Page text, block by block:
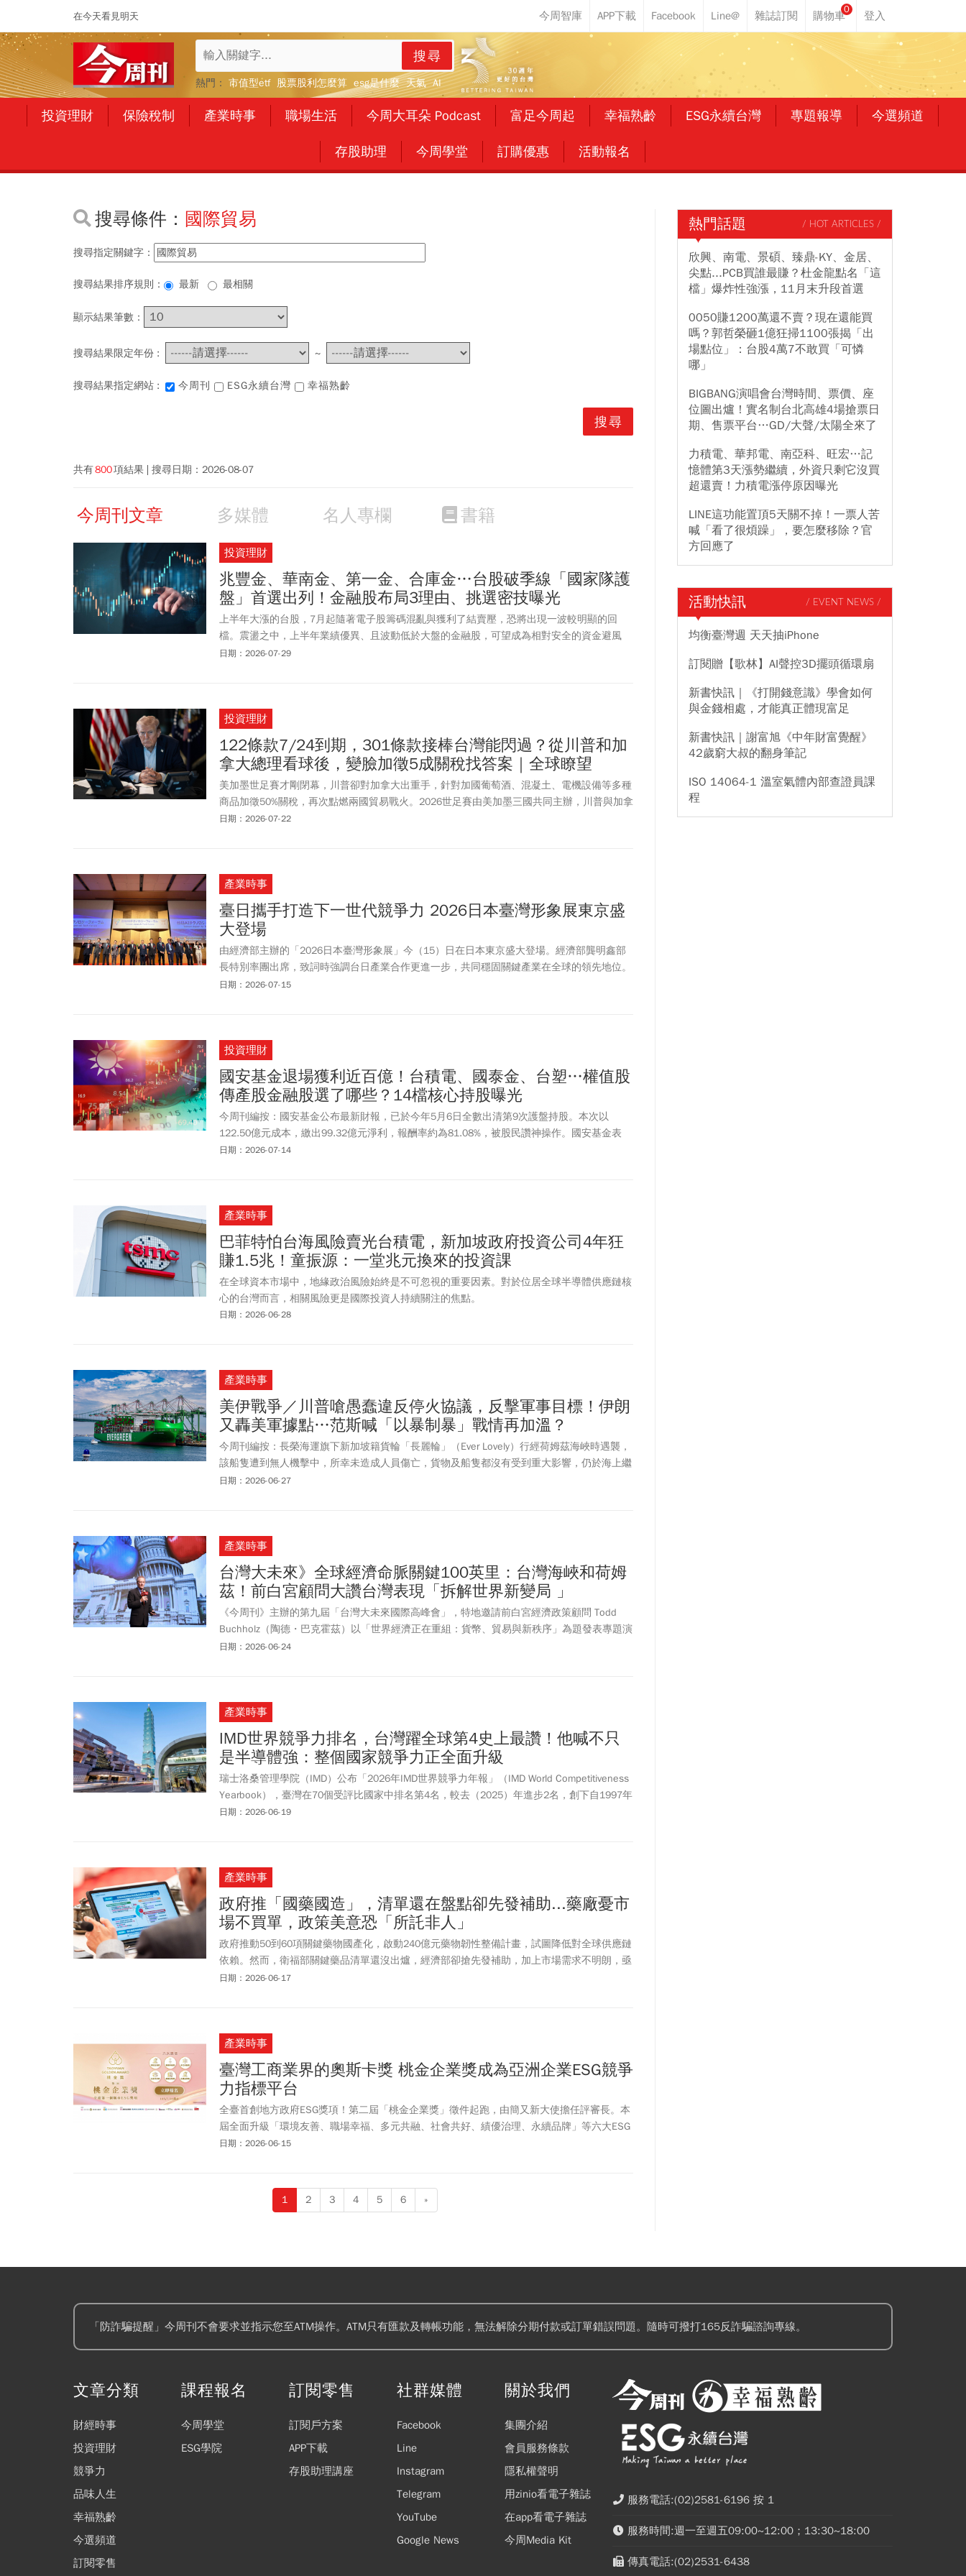
在今天看見明天
0
搜尋
熱門： 市值型etf 股票股利怎麼算 esg是什麼 天氣 AI
投資理財 保險稅制 產業時事 職場生活 今周大耳朵 Podcast 富足今周起 幸福熟齡 ESG永續台灣 專題報導 今選頻道
存股助理 今周學堂 訂購優惠 活動報名
搜尋條件： 國際貿易
搜尋指定關鍵字：
搜尋結果排序規則： 最新 最相關
顯示結果筆數：
搜尋結果限定年份 : ~
搜尋結果指定網站 : 今周刊 ESG永續台灣 幸福熟齡
共有800項結果 搜尋日期： 2026-08-07
今周刊文章 多媒體 名人專欄 書籍
投資理財
兆豐金、華南金、第一金、合庫金…台股破季線「國家隊護
盤」首選出列！金融股布局3理由、挑選密技曝光
上半年大漲的台股，7月起隨著電子股籌碼混亂與獲利了結賣壓，恐將出現一波較明顯的回
檔。震盪之中，上半年業績優異、且波動低於大盤的金融股，可望成為相對安全的資金避風
港。
日期：2026-07-29
投資理財
122條款7/24到期，301條款接棒台灣能閃過？從川普和加
拿大總理看球後，變臉加徵5成關稅找答案｜全球瞭望
美加墨世足賽才剛閉幕，川普卻對加拿大出重手，針對加國葡萄酒、混凝土、電機設備等多種
商品加徵50%關稅，再次點燃兩國貿易戰火。2026世足賽由美加墨三國共同主辦，川普與加拿
大總理卡尼、墨西哥總統辛鮑姆還一起觀看冠軍戰，除了加徵關稅外，川普還對外指出，他當
日期：2026-07-22
產業時事
臺日攜手打造下一世代競爭力 2026日本臺灣形象展東京盛
大登場
由經濟部主辦的「2026日本臺灣形象展」今（15）日在日本東京盛大登場。經濟部龔明鑫部
長特別率團出席，致詞時強調台日產業合作更進一步，共同穩固關鍵產業在全球的領先地位。
本屆形象展以 “Innovate for Tomorrow”（臺日共創未來） 為主題，聚焦智慧製造、能源循環、
日期：2026-07-15
投資理財
國安基金退場獲利近百億！台積電、國泰金、台塑…權值股
傳產股金融股選了哪些？14檔核心持股曝光
今周刊編按：國安基金公布最新財報，已於今年5月6日全數出清第9次護盤持股。本次以
122.50億元成本，繳出99.32億元淨利，報酬率約為81.08%，被股民讚神操作。國安基金表
示，進場期間成功穩定市場信心，退場過程亦未對台股造成衝擊，充分發揮穩定金融市場功
勝關鍵在於「精準鎖定科技權值股」與傳產、金融指標股，尤以台積電(2330)為穩定市場信心
的指標，還包含聯發科(2454)、台達電(2308)、鴻海(2317)、廣達(2382)、日月光投控(3711)
等半導體與AI伺服器供應鏈核心企業。金融權值股(穩盤中流砥柱)則包含獲利穩健的公股與民
營金控龍頭，如富邦金(2881)、國泰金(2882)、兆豐金(2886)、中信金(2891)、元大金(2885)
等，用以撐盤並在退場期間貢獻穩定的股利收入；傳統產業龍頭挑選具備極佳基本面的產業龍
頭如台塑(1301)、台泥(1101)、中鋼(2002)等。
日期：2026-07-14
產業時事
巴菲特怕台海風險賣光台積電，新加坡政府投資公司4年狂
賺1.5兆！童振源：一堂兆元換來的投資課
在全球資本市場中，地緣政治風險始終是不可忽視的重要因素。對於位居全球半導體供應鏈核
心的台灣而言，相關風險更是國際投資人持續關注的焦點。
日期：2026-06-28
產業時事
美伊戰爭／川普嗆愚蠢違反停火協議，反擊軍事目標！伊朗
又轟美軍據點…范斯喊「以暴制暴」戰情再加溫？
今周刊編按：長榮海運旗下新加坡籍貨輪「長麗輪」（Ever Lovely）行經荷姆茲海峽時遇襲，
該船隻遭到無人機擊中，所幸未造成人員傷亡，貨物及船隻都沒有受到重大影響，仍於海上繼
續航行。美國總統發文批評伊朗，直指對方愚蠢地違反簽署的停火協議。美國中央司令部證
行管制權屬於伊朗。若美方再次進行攻擊，不排除再採取更大規模的反應。
日期：2026-06-27
產業時事
台灣大未來》全球經濟命脈關鍵100英里：台灣海峽和荷姆
茲！前白宮顧問大讚台灣表現「拆解世界新變局 」
《今周刊》主辦的第九屆「台灣大未來國際高峰會」，特地邀請前白宮經濟政策顧問 Todd
Buchholz（陶德・巴克霍茲）以「世界經濟正在重組：貨幣、貿易與新秩序」為題發表專題演
講。Todd Buchholz在會中指出，全球經濟正進入高度不確定的「驚奇時代」，但「混亂往往
日期：2026-06-24
產業時事
IMD世界競爭力排名，台灣躍全球第4史上最讚！他喊不只
是半導體強：整個國家競爭力正全面升級
瑞士洛桑管理學院（IMD）公布「2026年IMD世界競爭力年報」（IMD World Competitiveness
Yearbook），臺灣在70個受評比國家中排名第4名，較去（2025）年進步2名，創下自1997年
納入評比以來最佳成績。在人口超過2,000萬人的經濟體中，連續6年蟬聯世界第1，展現臺灣
大。全球觀智慧永續顧問李東昇則是表示，台灣第4不是偶然，這是多年累積的產業實力、制
度韌性、企業效率、科技創新與人民努力的共同成果，台灣不只是半導體強，台灣是整個國家
競爭力正在全面升級，這正是台灣邁向第二次經濟奇蹟的重要訊號。
日期：2026-06-19
產業時事
政府推「國藥國造」，清單還在盤點卻先發補助...藥廠憂市
場不買單，政策美意恐「所託非人」
政府推動50到60項關鍵藥物國產化，啟動240億元藥物韌性整備計畫，試圖降低對全球供應鏈
依賴。然而，衛福部關鍵藥品清單還沒出爐，經濟部卻搶先發補助，加上市場需求不明朗，亟
須政府面對。
日期：2026-06-17
產業時事
臺灣工商業界的奧斯卡獎 桃金企業獎成為亞洲企業ESG競爭
力指標平台
全臺首創地方政府ESG獎項！第二屆「桃金企業獎」徵件起跑，由簡又新大使擔任評審長。本
屆全面升級「環境友善、職場幸福、多元共融、社會共好、績優治理、永續品牌」等六大ESG
獎項，更新增中小企業分組評比與多元媒體報導機會。報名至115年7月31日截止，誠邀桃園
則。被譽為「臺灣工商業界奧斯卡獎」的桃金企業獎，本屆評選標準從「企業做了什麼」，進
一步追問「能否長期運作」、「是否具備複製與擴散能力」，助力臺灣企業在充滿變數的全球
日期：2026-06-15
1 2 3 4 5 6 »
熱門話題 / HOT ARTICLES /
欣興、南電、景碩、臻鼎-KY、金居、
尖點...PCB買誰最賺？杜金龍點名「這
檔」爆炸性強漲，11月末升段首選
0050賺1200萬還不賣？現在還能買
嗎？郭哲榮砸1億狂掃1100張揭「出
場點位」：台股4萬7不敢買「可憐
哪」
BIGBANG演唱會台灣時間、票價、座
位圖出爐！實名制台北高雄4場搶票日
期、售票平台…GD/大聲/太陽全來了
力積電、華邦電、南亞科、旺宏…記
憶體第3天漲勢繼續，外資只剩它沒買
超還賣！力積電漲停原因曝光
LINE這功能置頂5天關不掉！一票人苦
喊「看了很煩躁」，要怎麼移除？官
方回應了
活動快訊 / EVENT NEWS /
均衡臺灣週 天天抽iPhone
訂閱贈【歌林】AI聲控3D擺頭循環扇
新書快訊｜《打開錢意識》學會如何
與金錢相處，才能真正體現富足
新書快訊｜謝富旭《中年財富覺醒》
42歲窮大叔的翻身筆記
ISO 14064-1 溫室氣體內部查證員課
程
「防詐騙提醒」今周刊不會要求並指示您至ATM操作。ATM只有匯款及轉帳功能，無法解除分期付款或訂單錯誤問題。隨時可撥打165反詐騙諮詢專線。
文章分類
財經時事
投資理財
競爭力
品味人生
幸福熟齡
今選頻道
訂閱零售
課程報名
今周學堂
ESG學院
訂閱零售
訂閱戶方案
APP下載
存股助理講座
社群媒體
Facebook
Line
Instagram
Telegram
YouTube
Google News
關於我們
集團介紹
會員服務條款
隱私權聲明
用zinio看電子雜誌
在app看電子雜誌
今周Media Kit
服務電話:(02)2581-6196 按 1
服務時間:週一至週五09:00~12:00；13:30~18:00
傳真電話:(02)2531-6438